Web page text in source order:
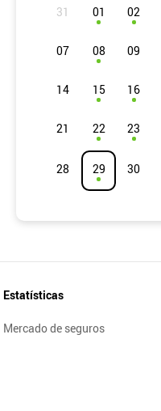
01 02
07 08 09
14 15 16
21 22 23
28 29 30
Estatísticas
Mercado de seguros